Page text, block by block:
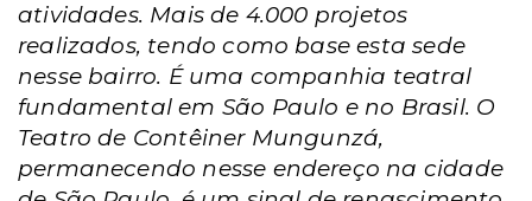
atividades. Mais de 4.000 projetos
realizados, tendo como base esta sede
nesse bairro. É uma companhia teatral
fundamental em São Paulo e no Brasil. O
Teatro de Contêiner Mungunzá,
permanecendo nesse endereço na cidade